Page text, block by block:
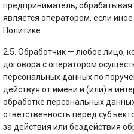
предприниматель,
является оператором, если
Политике.
2.5. Обработчик — любое лицо,
договора с оператором
персональных данных по
действуя от имени и (или) в
обработке персональных
ответственность перед
за действия или бездействия